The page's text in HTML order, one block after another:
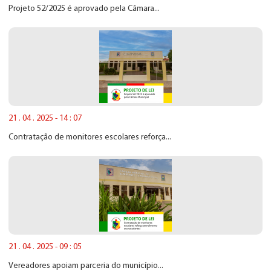
Projeto 52/2025 é aprovado pela Câmara...
21 . 04 . 2025 - 14 : 07
Contratação de monitores escolares reforça...
21 . 04 . 2025 - 09 : 05
Vereadores apoiam parceria do município...